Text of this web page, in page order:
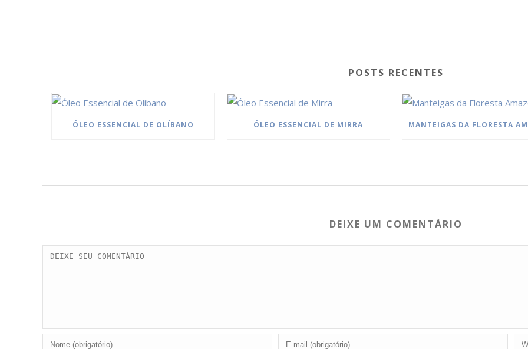
POSTS RECENTES
ÓLEO ESSENCIAL DE OLÍBANO ÓLEO ESSENCIAL DE MIRRA
DEIXE UM COMENTÁRIO